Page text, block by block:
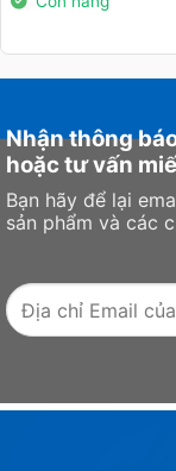
Nhận thông
hoặc tư vấn
Bạn hãy để lại
sản phẩm và các